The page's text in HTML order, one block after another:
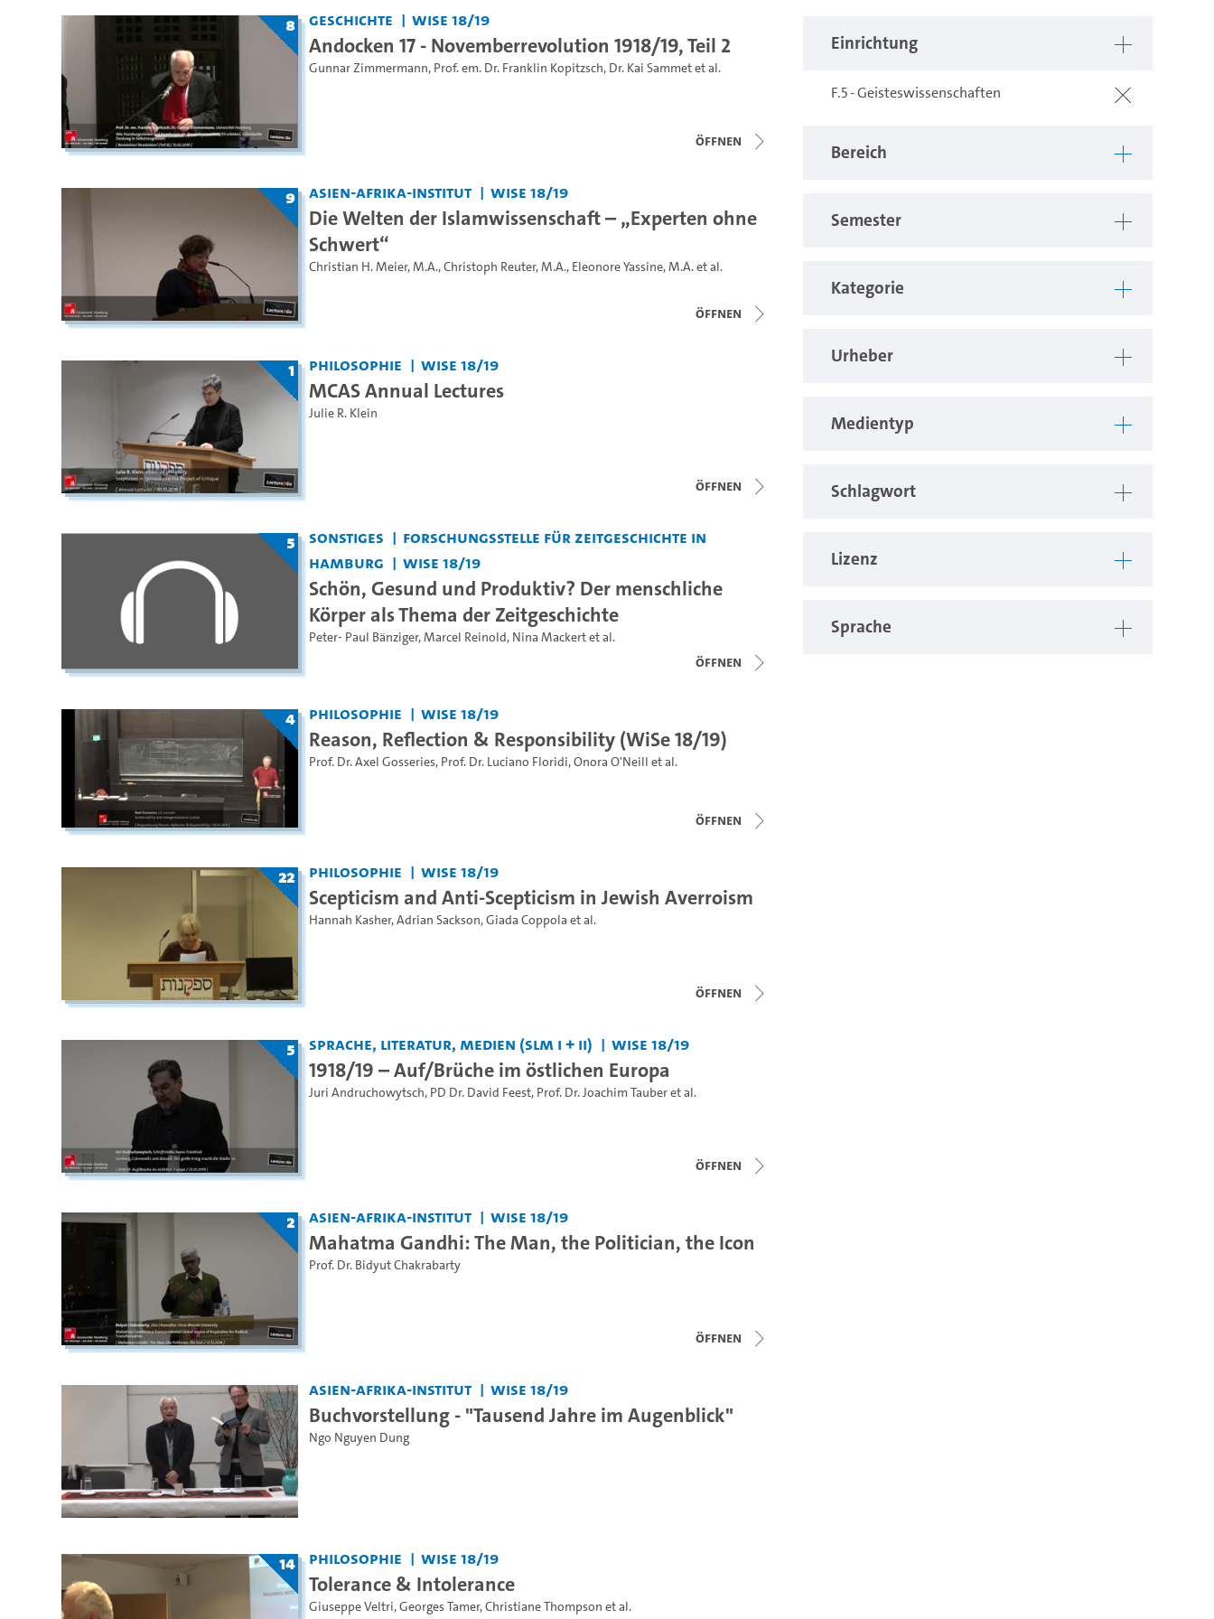
Einrichtung
F.5 - Geisteswissenschaften
Bereich
Semester
Kategorie
Urheber
Medientyp
Schlagwort
Lizenz
Sprache
8 Geschichte WiSe 18/19
Andocken 17 - Novemberrevolution 1918/19, Teil 2
Gunnar Zimmermann, Prof. em. Dr. Franklin Kopitzsch, Dr. Kai Sammetet al.
Öffnen
9 Asien-Afrika-Institut WiSe 18/19
Die Welten der Islamwissenschaft – „Experten ohne
Schwert“
Christian H. Meier, M.A.,Christoph Reuter, M.A., Eleonore Yassine, M.A.et al.
Öffnen
1 Philosophie WiSe 18/19
MCAS Annual Lectures
Julie R. Klein
Öffnen
5 Sonstiges
Forschungsstelle für Zeitgeschichte in
Hamburg
WiSe 18/19
Schön, Gesund und Produktiv? Der menschliche
Körper als Thema der Zeitgeschichte
Peter- Paul Bänziger,Marcel Reinold, Nina Mackertet al.
Öffnen
4 Philosophie WiSe 18/19
Reason, Reflection & Responsibility (WiSe 18/19)
Prof. Dr. Axel Gosseries, Prof. Dr. Luciano Floridi,Onora O'Neill et al.
Öffnen
22 Philosophie WiSe 18/19
Scepticism and Anti-Scepticism in Jewish Averroism
Hannah Kasher,Adrian Sackson,Giada Coppola et al.
Öffnen
5 Sprache, Literatur, Medien (SLM I + II) WiSe 18/19
1918/19 – Auf/Brüche im östlichen Europa
Juri Andruchowytsch, PD Dr. David Feest, Prof. Dr. Joachim Tauberet al.
Öffnen
2 Asien-Afrika-Institut WiSe 18/19
Mahatma Gandhi: The Man, the Politician, the Icon
Prof. Dr. Bidyut Chakrabarty
Öffnen
Asien-Afrika-Institut WiSe 18/19
Buchvorstellung - "Tausend Jahre im Augenblick"
Ngo Nguyen Dung
14 Philosophie WiSe 18/19
Tolerance & Intolerance
Giuseppe Veltri,Georges Tamer,Christiane Thompson et al.